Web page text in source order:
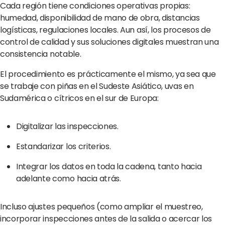
Cada región tiene condiciones operativas propias:
humedad, disponibilidad de mano de obra, distancias
logísticas, regulaciones locales. Aun así, los procesos de
control de calidad y sus soluciones digitales muestran una
consistencia notable.
El procedimiento es prácticamente el mismo, ya sea que
se trabaje con piñas en el Sudeste Asiático, uvas en
Sudamérica o cítricos en el sur de Europa:
Digitalizar las inspecciones.
Estandarizar los criterios.
Integrar los datos en toda la cadena, tanto hacia
adelante como hacia atrás.
Incluso ajustes pequeños (como ampliar el muestreo,
incorporar inspecciones antes de la salida o acercar los